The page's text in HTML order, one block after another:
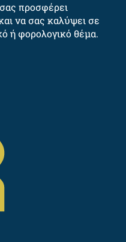
προσφέρει
να σας καλύψει σε
ή φορολογικό θέμα.